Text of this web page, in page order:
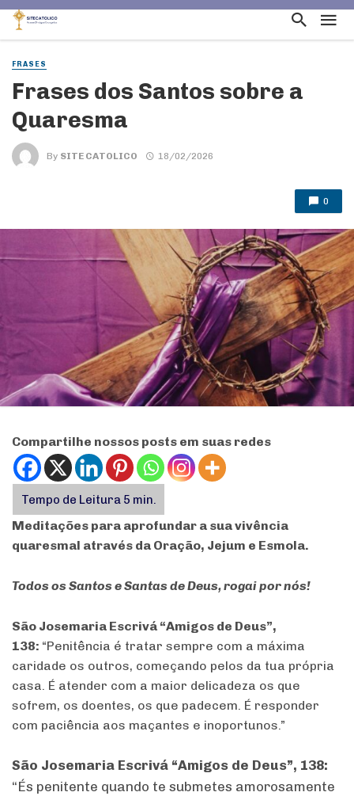
FRASES
Frases dos Santos sobre a
Quaresma
By SITE CATOLICO 18/02/2026
0
Compartilhe nossos posts em suas redes
Meditações para aprofundar a sua vivência
quaresmal através da Oração, Jejum e Esmola.
Todos os Santos e Santas de Deus, rogai por nós!
São Josemaria Escrivá “Amigos de Deus”,
138: “Penitência é tratar sempre com a máxima
caridade os outros, começando pelos da tua própria
casa. É atender com a maior delicadeza os que
sofrem, os doentes, os que padecem. É responder
com paciência aos maçantes e inoportunos.”
São Josemaria Escrivá “Amigos de Deus”, 138:
“És penitente quando te submetes amorosamente